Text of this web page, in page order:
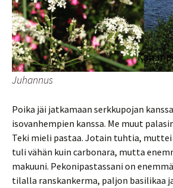
Juhannus
Poika jäi jatkamaan serkkupojan
isovanhempien kanssa. Me muut
Teki mieli pastaa. Jotain tuhtia,
tuli vähän kuin carbonara, mutta
makuuni. Pekonipastassani on
tilalla ranskankerma, paljon basilikaa